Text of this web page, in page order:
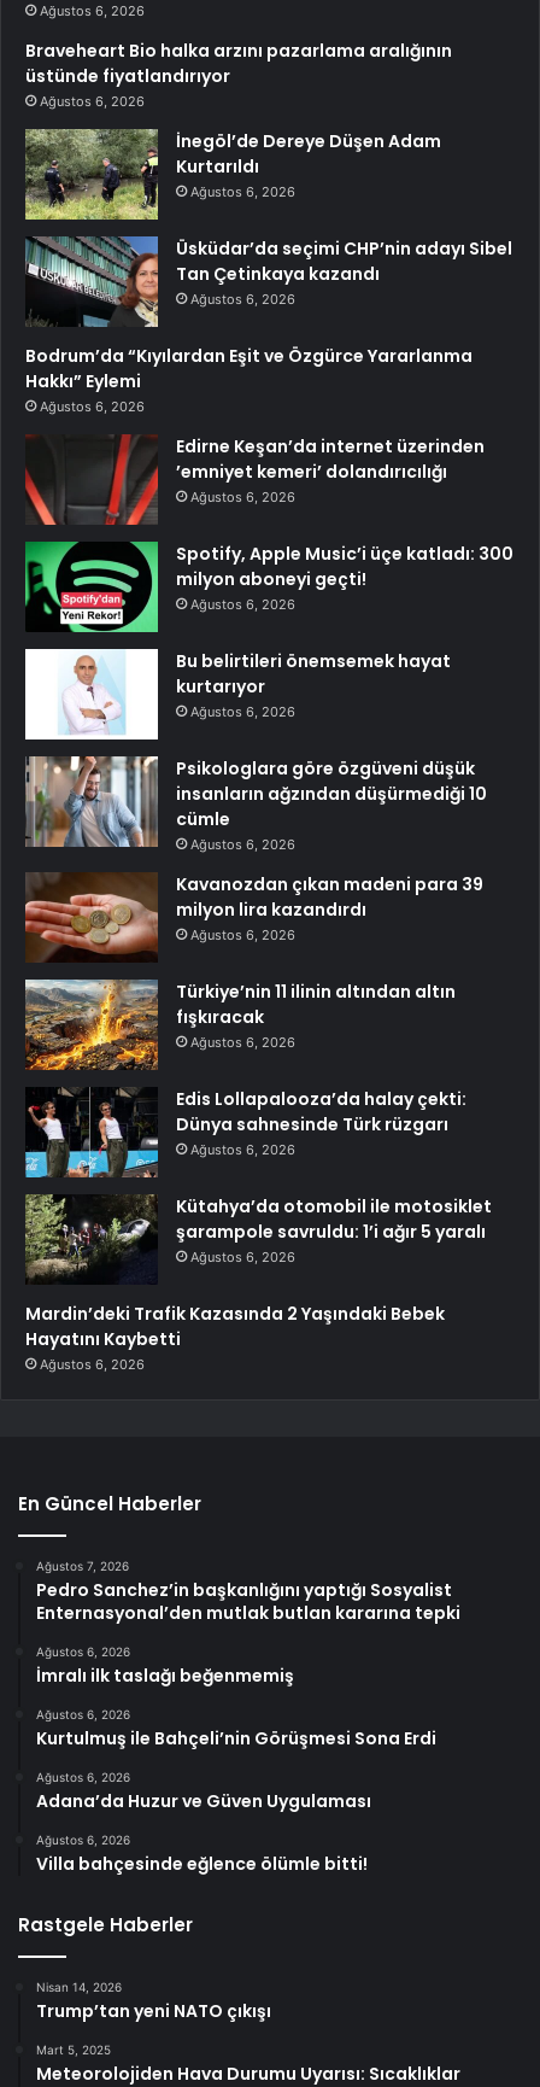
Ağustos 6, 2026
Braveheart Bio halka arzını pazarlama aralığının
üstünde fiyatlandırıyor
Ağustos 6, 2026
İnegöl’de Dereye Düşen Adam
Kurtarıldı
Ağustos 6, 2026
Üsküdar’da seçimi CHP’nin adayı Sibel
Tan Çetinkaya kazandı
Ağustos 6, 2026
Bodrum’da “Kıyılardan Eşit ve Özgürce Yararlanma
Hakkı” Eylemi
Ağustos 6, 2026
Edirne Keşan’da internet üzerinden
’emniyet kemeri’ dolandırıcılığı
Ağustos 6, 2026
Spotify, Apple Music’i üçe katladı: 300
milyon aboneyi geçti!
Ağustos 6, 2026
Bu belirtileri önemsemek hayat
kurtarıyor
Ağustos 6, 2026
Psikologlara göre özgüveni düşük
insanların ağzından düşürmediği 10
cümle
Ağustos 6, 2026
Kavanozdan çıkan madeni para 39
milyon lira kazandırdı
Ağustos 6, 2026
Türkiye’nin 11 ilinin altından altın
fışkıracak
Ağustos 6, 2026
Edis Lollapalooza’da halay çekti:
Dünya sahnesinde Türk rüzgarı
Ağustos 6, 2026
Kütahya’da otomobil ile motosiklet
şarampole savruldu: 1’i ağır 5 yaralı
Ağustos 6, 2026
Mardin’deki Trafik Kazasında 2 Yaşındaki Bebek
Hayatını Kaybetti
Ağustos 6, 2026
En Güncel Haberler
Ağustos 7, 2026
Pedro Sanchez’in başkanlığını yaptığı Sosyalist
Enternasyonal’den mutlak butlan kararına tepki
Ağustos 6, 2026
İmralı ilk taslağı beğenmemiş
Ağustos 6, 2026
Kurtulmuş ile Bahçeli’nin Görüşmesi Sona Erdi
Ağustos 6, 2026
Adana’da Huzur ve Güven Uygulaması
Ağustos 6, 2026
Villa bahçesinde eğlence ölümle bitti!
Rastgele Haberler
Nisan 14, 2026
Trump’tan yeni NATO çıkışı
Mart 5, 2025
Meteorolojiden Hava Durumu Uyarısı: Sıcaklıklar